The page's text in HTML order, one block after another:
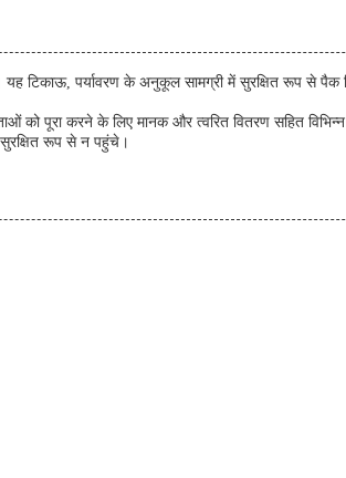
यह टिकाऊ, पर्यावरण के अनुकूल सामग्री में सुरक्षित रूप से
पूरा करने के लिए मानक और त्वरित वितरण सहित
रूप से न पहुंचे।